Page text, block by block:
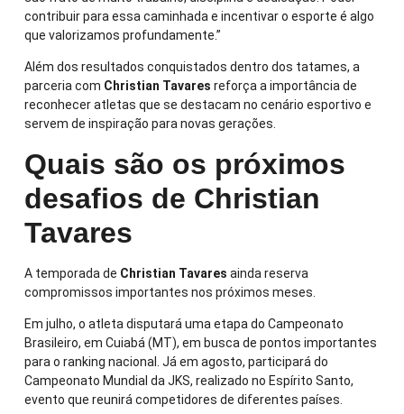
contribuir para essa caminhada e incentivar o esporte é algo
que valorizamos profundamente.”
Além dos resultados conquistados dentro dos tatames, a
parceria com Christian Tavares reforça a importância de
reconhecer atletas que se destacam no cenário esportivo e
servem de inspiração para novas gerações.
Quais são os próximos
desafios de Christian
Tavares
A temporada de Christian Tavares ainda reserva
compromissos importantes nos próximos meses.
Em julho, o atleta disputará uma etapa do Campeonato
Brasileiro, em Cuiabá (MT), em busca de pontos importantes
para o ranking nacional. Já em agosto, participará do
Campeonato Mundial da JKS, realizado no Espírito Santo,
evento que reunirá competidores de diferentes países.